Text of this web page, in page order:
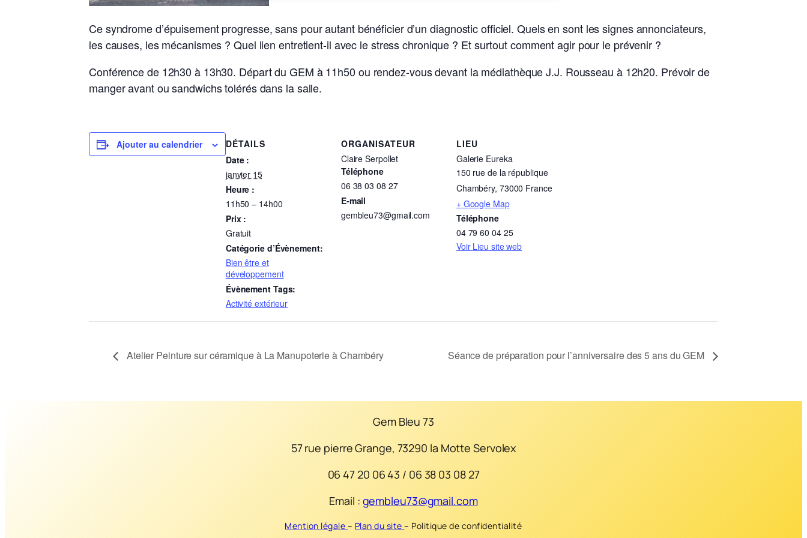
Ce syndrome d’épuisement progresse, sans pour autant bénéficier d’un diagnostic officiel. Quels en sont les signes annonciateurs,
les causes, les mécanismes ? Quel lien entretient-il avec le stress chronique ? Et surtout comment agir pour le prévenir ?
Conférence de 12h30 à 13h30. Départ du GEM à 11h50 ou rendez-vous devant la médiathèque J.J. Rousseau à 12h20. Prévoir de
manger avant ou sandwichs tolérés dans la salle.
Ajouter au calendrier
DÉTAILS
Date :
janvier 15
Heure :
11h50 – 14h00
Prix :
Gratuit
Catégorie d’Évènement:
Bien être et
développement
Évènement Tags:
Activité extérieur
ORGANISATEUR
Claire Serpollet
Téléphone
06 38 03 08 27
E-mail
gembleu73@gmail.com
LIEU
Galerie Eureka
150 rue de la république
Chambéry, 73000 France
+ Google Map
Téléphone
04 79 60 04 25
Voir Lieu site web
Atelier Peinture sur céramique à La Manupoterie à Chambéry Séance de préparation pour l’anniversaire des 5 ans du GEM
Gem Bleu 73
57 rue pierre Grange, 73290 la Motte Servolex
06 47 20 06 43 / 06 38 03 08 27
Email : gembleu73@gmail.com
Mention légale – Plan du site– Politique de confidentialité